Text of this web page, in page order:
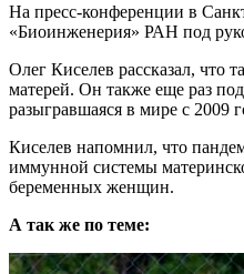
На пресс-конференции в
«Биоинженерия» РАН под
Олег Киселев рассказал, что
матерей. Он также еще раз
разыгравшаяся в мире с 2009
Киселев напомнил, что
иммунной системы
беременных женщин.
А так же по теме: